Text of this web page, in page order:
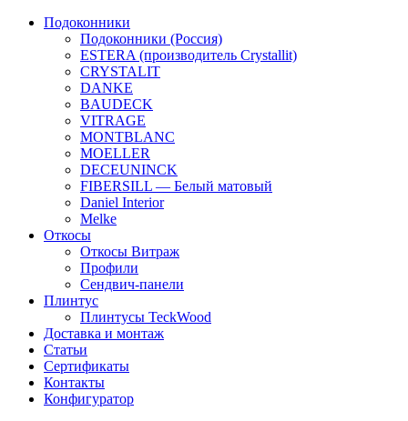
Подоконники
Подоконники (Россия)
ESTERA (производитель Crystallit)
CRYSTALIT
DANKE
BAUDECK
VITRAGE
MONTBLANC
MOELLER
DECEUNINCK
FIBERSILL — Белый матовый
Daniel Interior
Melke
Откосы
Откосы Витраж
Профили
Сендвич-панели
Плинтус
Плинтусы TeckWood
Доставка и монтаж
Статьи
Сертификаты
Контакты
Конфигуратор